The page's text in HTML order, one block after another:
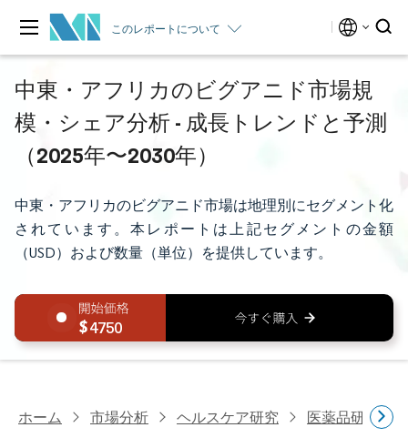
このレポートについて
中東・アフリカのビグアニド市場規
模・シェア分析 - 成長トレンドと予測
（2025年〜2030年）
中東・アフリカのビグアニド市場は地理別にセグメント化
されています。本レポートは上記セグメントの金額
（USD）および数量（単位）を提供しています。
4750
ホーム 市場分析 ヘルスケア研究 医薬品研究